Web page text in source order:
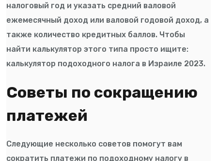
налоговый год и указать средний валовой
ежемесячный доход или валовой годовой доход, а
также количество кредитных баллов. Чтобы
найти калькулятор этого типа просто ищите:
калькулятор подоходного налога в Израиле 2023.
Советы по сокращению
платежей
Следующие несколько советов помогут вам
сократить платежи по подоходному налогу в